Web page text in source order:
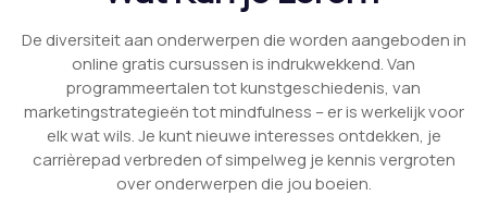
De diversiteit aan onderwerpen die worden aangeboden in
online gratis cursussen is indrukwekkend. Van
programmeertalen tot kunstgeschiedenis, van
marketingstrategieën tot mindfulness – er is werkelijk voor
elk wat wils. Je kunt nieuwe interesses ontdekken, je
carrièrepad verbreden of simpelweg je kennis vergroten
over onderwerpen die jou boeien.